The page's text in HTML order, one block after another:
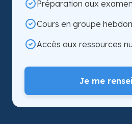
Préparation aux
Cours en groupe
Accès aux ressources
Je me